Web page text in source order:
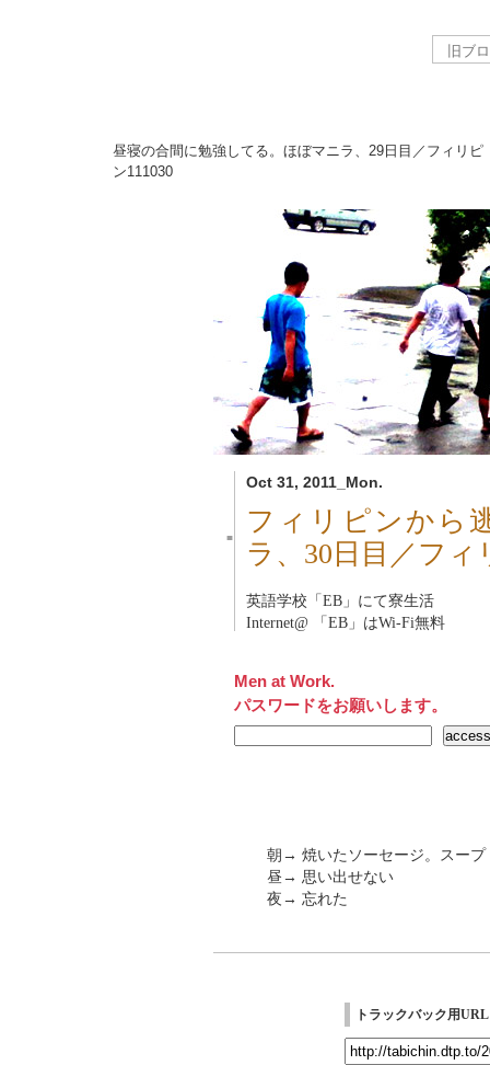
昼寝の合間に勉強してる。ほぼマニラ、29日目／フィリピ
ン111030
Oct 31, 2011_Mon.
■
フィリピンから
ラ、30日目／フィ
英語学校「EB 」にて寮生活
Internet@ 「EB 」はWi-Fi無料
Men at Work.
パスワードをお願いします。
朝→ 焼いたソーセージ。スープ
昼→ 思い出せない
夜→ 忘れた
トラックバック用URL